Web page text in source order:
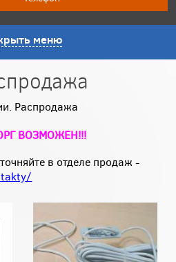
меню
Распродажа
ВОЗМОЖЕН!!!
в отделе продаж -